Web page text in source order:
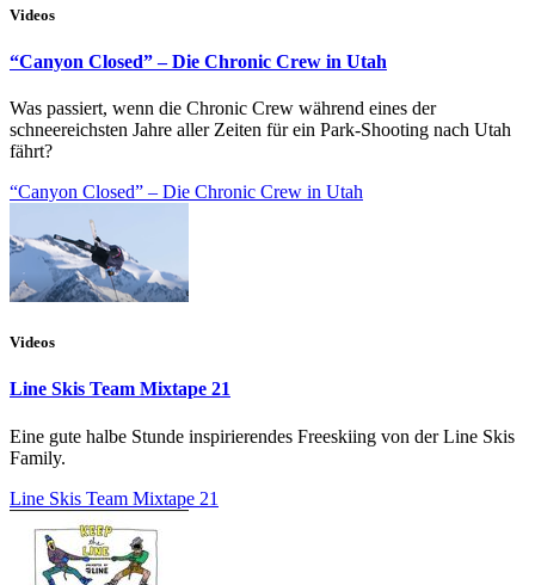
Videos
“Canyon Closed” – Die Chronic Crew in Utah
Was passiert, wenn die Chronic Crew während eines der
schneereichsten Jahre aller Zeiten für ein Park-Shooting nach Utah
fährt?
“Canyon Closed” – Die Chronic Crew in Utah
Videos
Line Skis Team Mixtape 21
Eine gute halbe Stunde inspirierendes Freeskiing von der Line Skis
Family.
Line Skis Team Mixtape 21